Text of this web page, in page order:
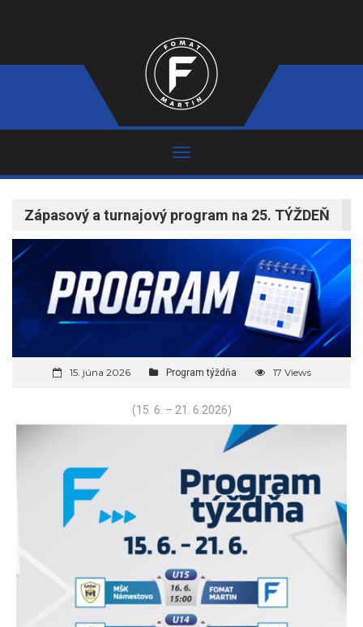
Zápasový a turnajový program na 25. TÝŽDEŇ
15. júna 2026 Program týždňa 17 Views
(15. 6. – 21. 6.2026)